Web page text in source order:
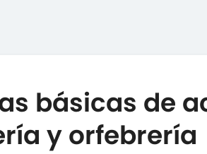
básicas de
y orfebrería